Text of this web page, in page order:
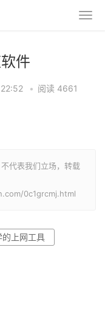
件
• 阅读 4661
代表我们立场，转载
0c1grcmj.html
上网工具